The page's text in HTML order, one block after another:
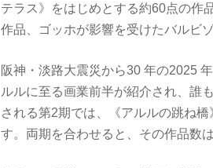
テラス》をはじめとする約60点の作
作品、ゴッホが影響を受けたバルビ
阪神・淡路大震災から30 年の2025
ルルに至る画業前半が紹介され、誰
される第2期では、《アルルの跳ね
す。両期を合わせると、その作品数